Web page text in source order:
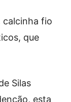
calcinha fio
que
Silas
esta